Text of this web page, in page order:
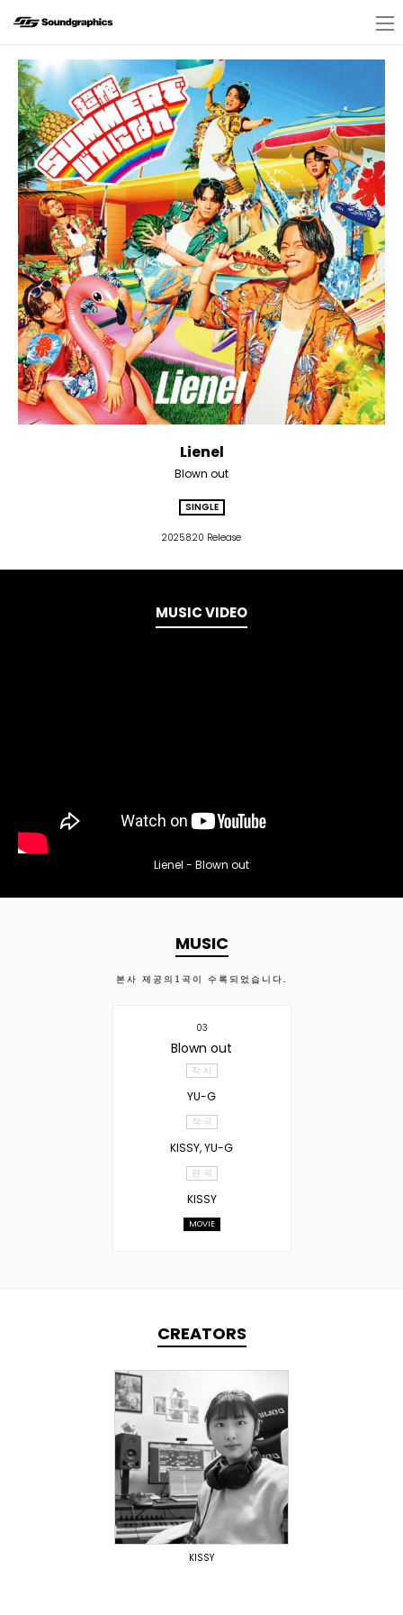
Lienel
Blown out
SINGLE
2025.8.20 Release
MUSIC VIDEO
Lienel - Blown out
MUSIC
본사 제공의 1 곡이 수록되었습니다.
03
Blown out
작 사
YU-G
작 곡
KISSY, YU-G
편 곡
KISSY
MOVIE
CREATORS
PRODUCER
DOMESTICS
KISSY